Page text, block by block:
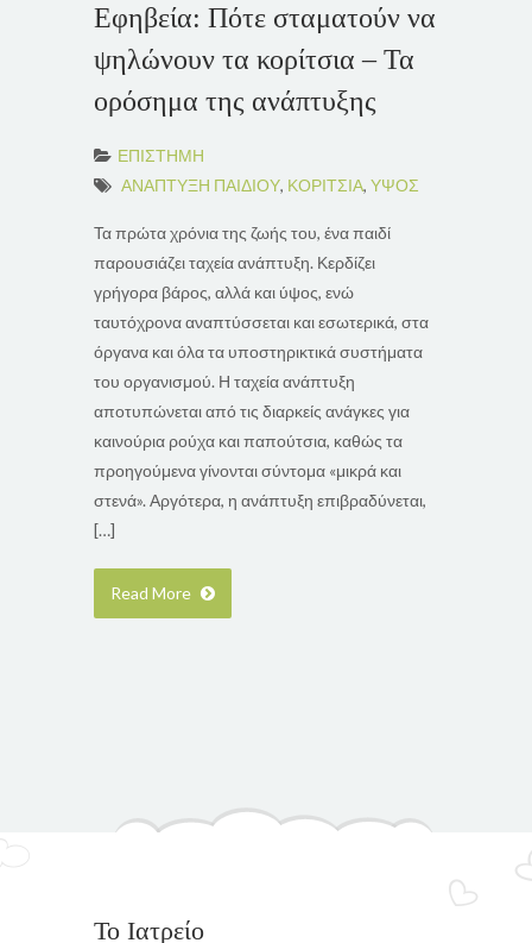
Εφηβεία: Πότε σταματούν να
ψηλώνουν τα κορίτσια – Τα
ορόσημα της ανάπτυξης
ΕΠΙΣΤΗΜΗ
ΑΝΑΠΤΥΞΗ ΠΑΙΔΙΟΥ, ΚΟΡΙΤΣΙΑ, ΥΨΟΣ
Τα πρώτα χρόνια της ζωής του, ένα παιδί
παρουσιάζει ταχεία ανάπτυξη. Κερδίζει
γρήγορα βάρος, αλλά και ύψος, ενώ
ταυτόχρονα αναπτύσσεται και εσωτερικά, στα
όργανα και όλα τα υποστηρικτικά συστήματα
του οργανισμού. Η ταχεία ανάπτυξη
αποτυπώνεται από τις διαρκείς ανάγκες για
καινούρια ρούχα και παπούτσια, καθώς τα
προηγούμενα γίνονται σύντομα «μικρά και
στενά». Αργότερα, η ανάπτυξη επιβραδύνεται,
[…]
Read More
Το Ιατρείο